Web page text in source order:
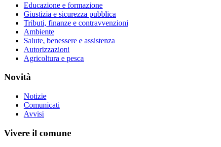
Educazione e formazione
Giustizia e sicurezza pubblica
Tributi, finanze e contravvenzioni
Ambiente
Salute, benessere e assistenza
Autorizzazioni
Agricoltura e pesca
Novità
Notizie
Comunicati
Avvisi
Vivere il comune